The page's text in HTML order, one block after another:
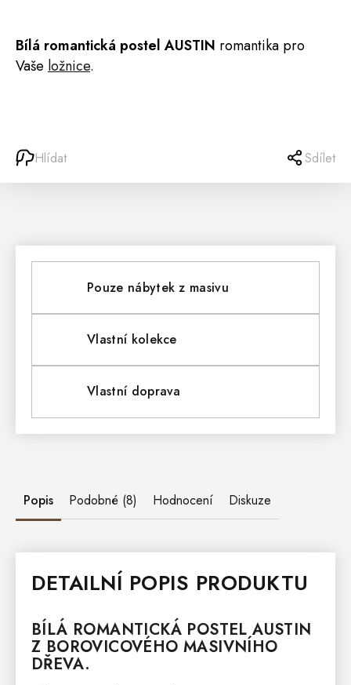
Bílá romantická postel AUSTIN romantika pro
Vaše ložnice.
Hlídat Sdílet
Pouze nábytek z masivu
Vlastní kolekce
Vlastní doprava
Popis Podobné (8) Hodnocení Diskuze
DETAILNÍ POPIS PRODUKTU
BÍLÁ ROMANTICKÁ POSTEL AUSTIN
Z BOROVICOVÉHO MASIVNÍHO
DŘEVA.